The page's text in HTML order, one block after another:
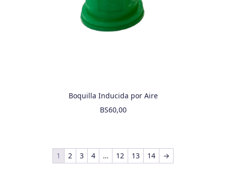
Boquilla Inducida por Aire
BS60,00
1 2 3 4 … 12 13 14 →